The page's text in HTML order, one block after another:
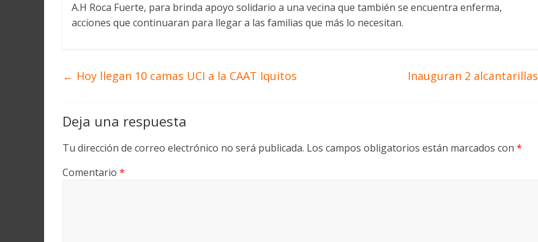
A.H Roca Fuerte, para brinda apoyo solidario a una vecina que también se encuentra enferma,
acciones que continuaran para llegar a las familias que más lo necesitan.
← Hoy llegan 10 camas UCI a la CAAT Iquitos Inauguran 2 alcantarillas
Deja una respuesta
Tu dirección de correo electrónico no será publicada. Los campos obligatorios están marcados con *
Comentario *